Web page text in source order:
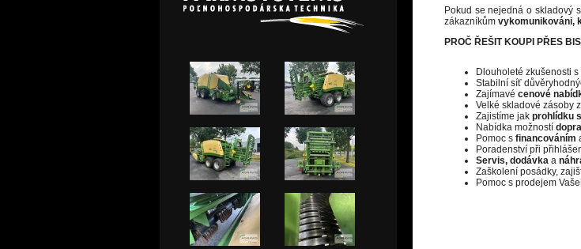
Pokud se nejedná o skladový
zákazníkům vykomunikováni,
PROČ ŘEŠIT KOUPI PŘES
Dlouholeté zkušenosti
Stabilní síť
Zajímavé cenové
Velké skladové zásoby
Zajistíme jak prohlídku
Nabídka možností
Pomoc s financováním
Poradenství při
Servis, dodávka a
Zaškolení posádky,
Pomoc s prodejem